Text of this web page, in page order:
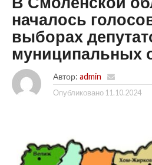
началось
выборах
муниципальных
Автор: admin
Опубликовано 11.10.2024